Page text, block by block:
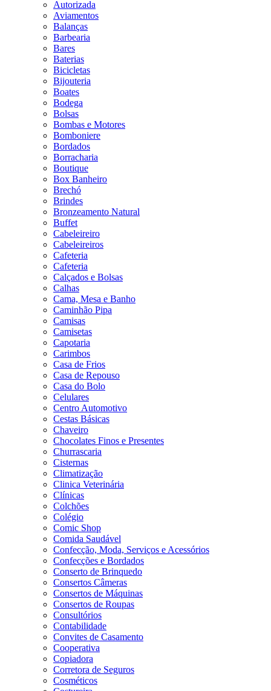
Autorizada
Aviamentos
Balanças
Barbearia
Bares
Baterias
Bicicletas
Bijouteria
Boates
Bodega
Bolsas
Bombas e Motores
Bomboniere
Bordados
Borracharia
Boutique
Box Banheiro
Brechó
Brindes
Bronzeamento Natural
Buffet
Cabeleireiro
Cabeleireiros
Cafeteria
Cafeteria
Calçados e Bolsas
Calhas
Cama, Mesa e Banho
Caminhão Pipa
Camisas
Camisetas
Capotaria
Carimbos
Casa de Frios
Casa de Repouso
Casa do Bolo
Celulares
Centro Automotivo
Cestas Básicas
Chaveiro
Chocolates Finos e Presentes
Churrascaria
Cisternas
Climatização
Clinica Veterinária
Clínicas
Colchões
Colégio
Comic Shop
Comida Saudável
Confecção, Moda, Serviços e Acessórios
Confecções e Bordados
Conserto de Brinquedo
Consertos Câmeras
Consertos de Máquinas
Consertos de Roupas
Consultórios
Contabilidade
Convites de Casamento
Cooperativa
Copiadora
Corretora de Seguros
Cosméticos